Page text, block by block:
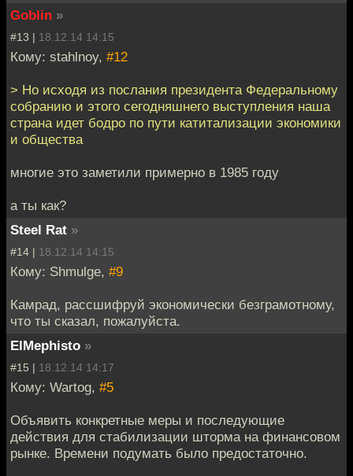
Goblin »
#13 | 18.12.14 14:15
Кому: stahlnoy, #12
> Но исходя из послания президента Федеральному
собранию и этого сегодняшнего выступления наша
страна идет бодро по пути катитализации экономики
и общества
многие это заметили примерно в 1985 году
а ты как?
Steel Rat »
#14 | 18.12.14 14:15
Кому: Shmulge, #9
Камрад, рассшифруй экономически безграмотному,
что ты сказал, пожалуйста.
ElMephisto »
#15 | 18.12.14 14:17
Кому: Wartog, #5
Объявить конкретные меры и последующие
действия для стабилизации шторма на финансовом
рынке. Времени подумать было предостаточно.